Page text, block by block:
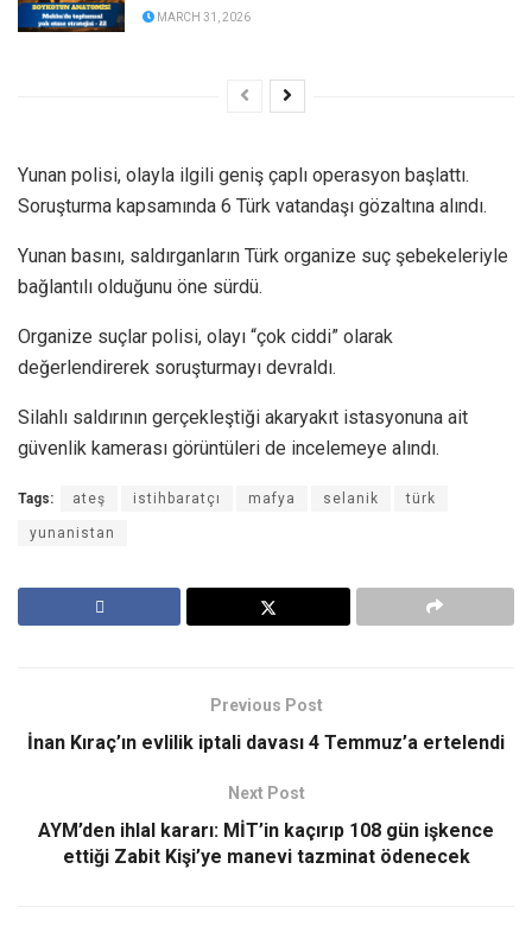
MARCH 31, 2026
Yunan polisi, olayla ilgili geniş çaplı operasyon başlattı.
Soruşturma kapsamında 6 Türk vatandaşı gözaltına alındı.
Yunan basını, saldırganların Türk organize suç şebekeleriyle
bağlantılı olduğunu öne sürdü.
Organize suçlar polisi, olayı “çok ciddi” olarak
değerlendirerek soruşturmayı devraldı.
Silahlı saldırının gerçekleştiği akaryakıt istasyonuna ait
güvenlik kamerası görüntüleri de incelemeye alındı.
Tags: ateş istihbaratçı mafya selanik türk
yunanistan
Previous Post
İnan Kıraç’ın evlilik iptali davası 4 Temmuz’a ertelendi
Next Post
AYM’den ihlal kararı: MİT’in kaçırıp 108 gün işkence
ettiği Zabit Kişi’ye manevi tazminat ödenecek